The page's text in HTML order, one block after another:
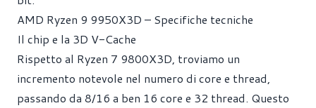
AMD Ryzen 9 9950X3D – Specifiche tecniche
Il chip e la 3D V-Cache
Rispetto al Ryzen 7 9800X3D, troviamo un
incremento notevole nel numero di core e thread,
passando da 8/16 a ben 16 core e 32 thread. Questo